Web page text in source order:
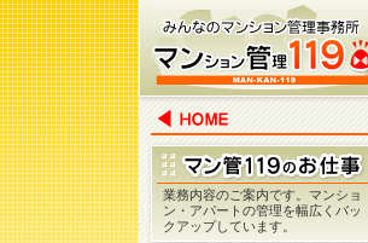
業務内容のご案内です。マンショ
ン・アパートの管理を幅広くバッ
クアップしています。